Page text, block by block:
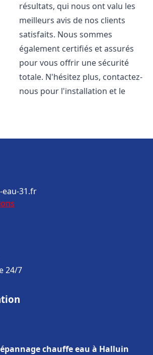
résultats, qui nous ont valu les
meilleurs avis de nos clients
satisfaits. Nous sommes
également certifiés et assurés
pour vous offrir une sécurité
totale. N'hésitez plus, contactez-
nous pour l'installation et le
eau-31.fr
24/7
chauffe eau à Halluin